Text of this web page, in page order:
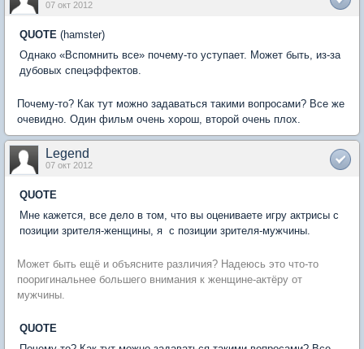
07 окт 2012
QUOTE (hamster)
Однако «Вспомнить все» почему-то уступает. Может быть, из-за
дубовых спецэффектов.
Почему-то? Как тут можно задаваться такими вопросами? Все же
очевидно. Один фильм очень хорош, второй очень плох.
Legend
07 окт 2012
QUOTE
Мне кажется, все дело в том, что вы оцениваете игру актрисы с
позиции зрителя-женщины, я  с позиции зрителя-мужчины.
Может быть ещё и объясните различия? Надеюсь это что-то
пооригинальнее большего внимания к женщине-актёру от
мужчины.
QUOTE